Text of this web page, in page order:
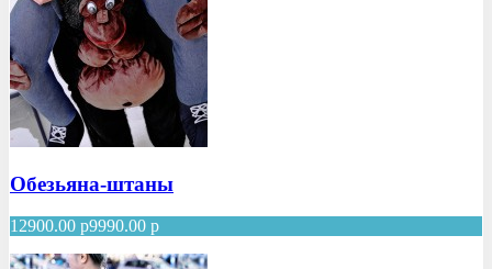
Обезьяна-штаны
12900.00 р9990.00 р